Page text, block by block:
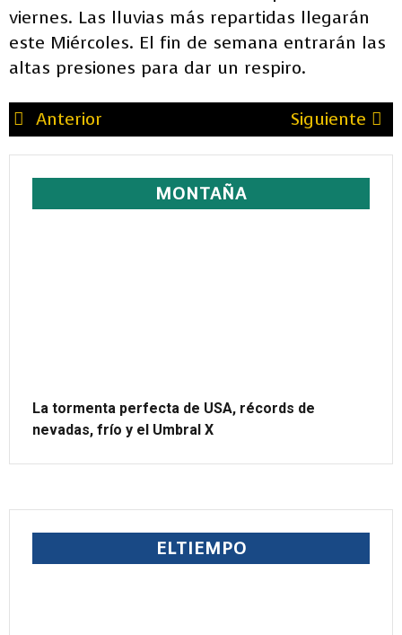
viernes. Las lluvias más repartidas llegarán
este Miércoles. El fin de semana entrarán las
altas presiones para dar un respiro.
Anterior Siguiente
MONTAÑA
La tormenta perfecta de USA, récords de
nevadas, frío y el Umbral X
ELTIEMPO